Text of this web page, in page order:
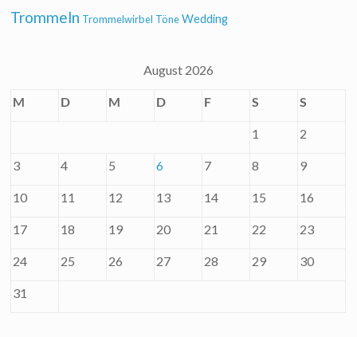
Trommeln Trommelwirbel Töne Wedding
August 2026
M D M D F S S
1 2
3 4 5 6 7 8 9
10 11 12 13 14 15 16
17 18 19 20 21 22 23
24 25 26 27 28 29 30
31